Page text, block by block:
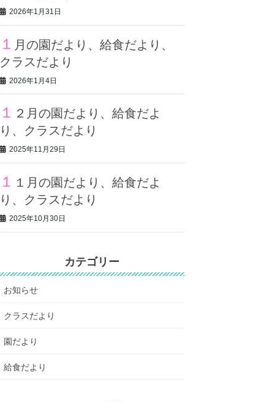
2026年1月31日
１ 月の園だより、給食だより、
クラスだより
2026年1月4日
１ ２月の園だより、給食だよ
り、クラスだより
2025年11月29日
１ １月の園だより、給食だよ
り、クラスだより
2025年10月30日
カテゴリー
お知らせ
クラスだより
園だより
給食だより